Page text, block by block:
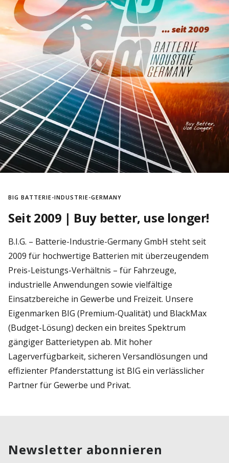
BIG BATTERIE-INDUSTRIE-GERMANY
Seit 2009 | Buy better, use longer!
B.I.G. – Batterie-Industrie-Germany GmbH steht seit
2009 für hochwertige Batterien mit überzeugendem
Preis-Leistungs-Verhältnis – für Fahrzeuge,
industrielle Anwendungen sowie vielfältige
Einsatzbereiche in Gewerbe und Freizeit. Unsere
Eigenmarken BIG (Premium-Qualität) und BlackMax
(Budget-Lösung) decken ein breites Spektrum
gängiger Batterietypen ab. Mit hoher
Lagerverfügbarkeit, sicheren Versandlösungen und
effizienter Pfanderstattung ist BIG ein verlässlicher
Partner für Gewerbe und Privat.
Newsletter abonnieren